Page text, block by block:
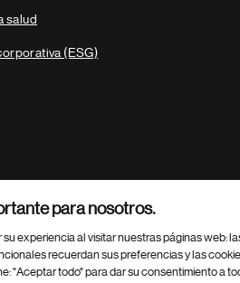
salud
(ESG)
para nosotros.
experiencia al visitar nuestras páginas web:
recuerdan sus preferencias y las
"Aceptar todo" para dar su consentimiento a